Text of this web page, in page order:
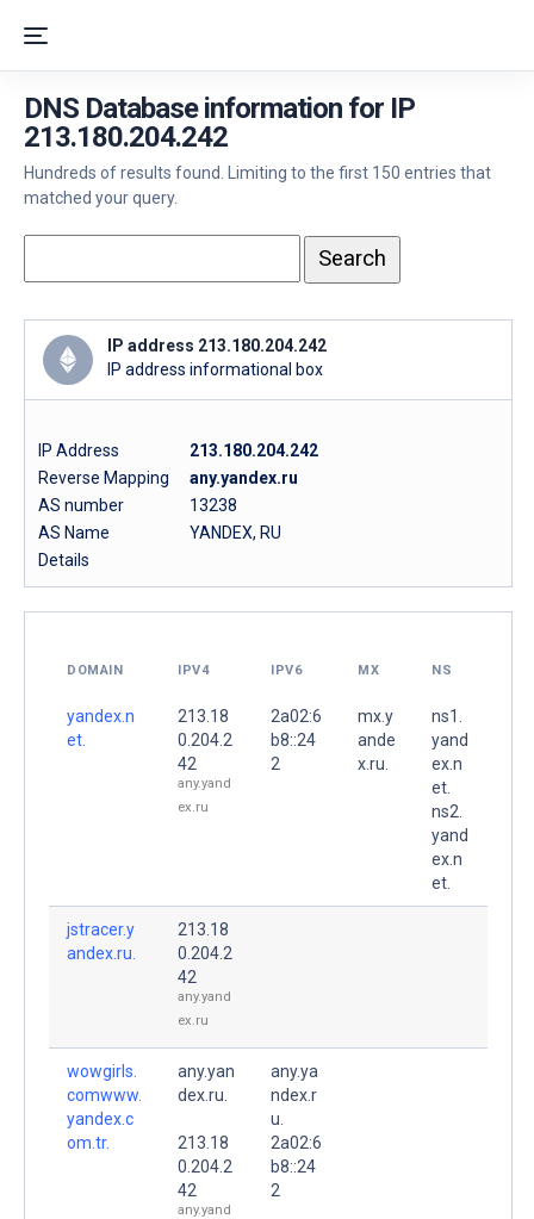
DNS Database information for IP
213.180.204.242
Hundreds of results found. Limiting to the first 150 entries that
matched your query.
IP address 213.180.204.242
IP address informational box
IP Address
213.180.204.242
Reverse Mapping
any.yandex.ru
AS number
13238
AS Name
YANDEX, RU
Details
DOMAIN IPV4 IPV6 MX NS
yandex.n
et.
213.18
0.204.2
42
any.yand
ex.ru
2a02:6
b8::24
2
mx.y
ande
x.ru.
ns1.
yand
ex.n
et.
ns2.
yand
ex.n
et.
jstracer.y
andex.ru.
213.18
0.204.2
42
any.yand
ex.ru
wowgirls.
comwww.
yandex.c
om.tr.
any.yan
dex.ru.
213.18
0.204.2
42
any.yand
any.ya
ndex.r
u.
2a02:6
b8::24
2